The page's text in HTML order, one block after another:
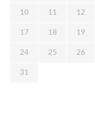
10 11 12
17 18 19
24 25 26
31